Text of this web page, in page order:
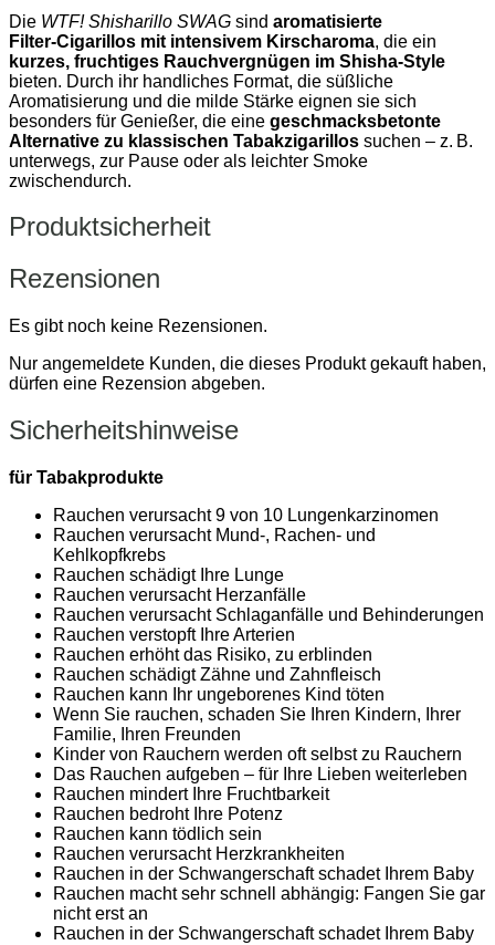
Die WTF! Shisharillo SWAG sind aromatisierte
Filter‑Cigarillos mit intensivem Kirscharoma, die ein
kurzes, fruchtiges Rauchvergnügen im Shisha‑Style
bieten. Durch ihr handliches Format, die süßliche
Aromatisierung und die milde Stärke eignen sie sich
besonders für Genießer, die eine geschmacksbetonte
Alternative zu klassischen Tabakzigarillos suchen – z. B.
unterwegs, zur Pause oder als leichter Smoke
zwischendurch.
Produktsicherheit
Rezensionen
Es gibt noch keine Rezensionen.
Nur angemeldete Kunden, die dieses Produkt gekauft haben,
dürfen eine Rezension abgeben.
Sicherheitshinweise
für Tabakprodukte
Rauchen verursacht 9 von 10 Lungenkarzinomen
Rauchen verursacht Mund-, Rachen- und
Kehlkopfkrebs
Rauchen schädigt Ihre Lunge
Rauchen verursacht Herzanfälle
Rauchen verursacht Schlaganfälle und Behinderungen
Rauchen verstopft Ihre Arterien
Rauchen erhöht das Risiko, zu erblinden
Rauchen schädigt Zähne und Zahnfleisch
Rauchen kann Ihr ungeborenes Kind töten
Wenn Sie rauchen, schaden Sie Ihren Kindern, Ihrer
Familie, Ihren Freunden
Kinder von Rauchern werden oft selbst zu Rauchern
Das Rauchen aufgeben – für Ihre Lieben weiterleben
Rauchen mindert Ihre Fruchtbarkeit
Rauchen bedroht Ihre Potenz
Rauchen kann tödlich sein
Rauchen verursacht Herzkrankheiten
Rauchen in der Schwangerschaft schadet Ihrem Baby
Rauchen macht sehr schnell abhängig: Fangen Sie gar
nicht erst an
Rauchen in der Schwangerschaft schadet Ihrem Baby